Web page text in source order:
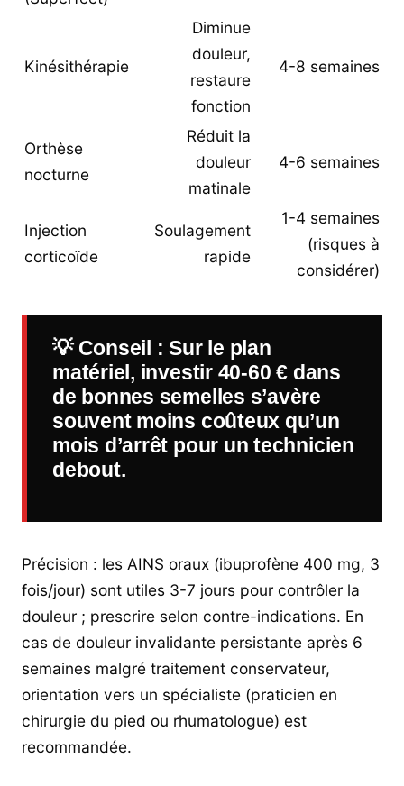
Kinésithérapie
Diminue
douleur,
restaure
fonction
4-8 semaines
Orthèse
nocturne
Réduit la
douleur
matinale
4-6 semaines
Injection
corticoïde
Soulagement
rapide
1-4 semaines
(risques à
considérer)
💡Conseil : Sur le plan
matériel, investir 40-60 € dans
de bonnes semelles s’avère
souvent moins coûteux qu’un
mois d’arrêt pour un technicien
debout.
Précision : les AINS oraux (ibuprofène 400 mg, 3
fois/jour) sont utiles 3-7 jours pour contrôler la
douleur ; prescrire selon contre-indications. En
cas de douleur invalidante persistante après 6
semaines malgré traitement conservateur,
orientation vers un spécialiste (praticien en
chirurgie du pied ou rhumatologue) est
recommandée.